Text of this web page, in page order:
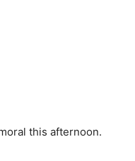
this afternoon.